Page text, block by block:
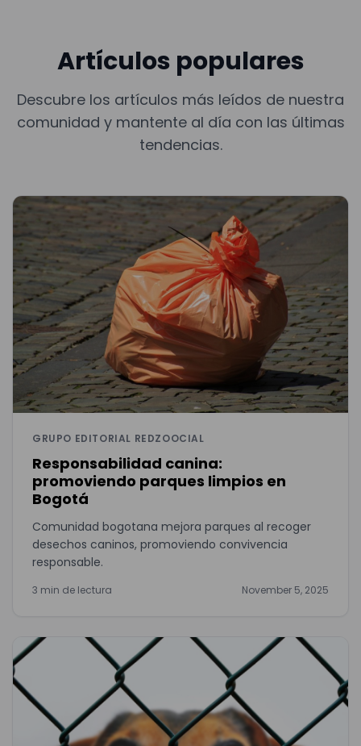
Artículos populares
Descubre los artículos más leídos de nuestra
comunidad y mantente al día con las últimas
tendencias.
GRUPO EDITORIAL REDZOOCIAL
Responsabilidad canina:
promoviendo parques limpios en
Bogotá
Comunidad bogotana mejora parques al recoger
desechos caninos, promoviendo convivencia
responsable.
3 min de lectura November 5, 2025